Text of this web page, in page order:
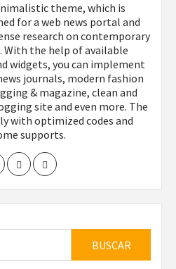
theme, which is
for a web news portal and
research on contemporary
With the help of available
widgets, you can implement
journals, modern fashion
& magazine, clean and
site and even more. The
with optimized codes and
supports.